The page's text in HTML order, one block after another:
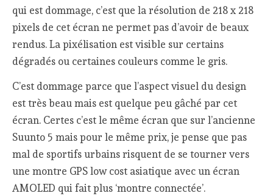
qui est dommage, c’est que la résolution de 218 x 218
pixels de cet écran ne permet pas d’avoir de beaux
rendus. La pixélisation est visible sur certains
dégradés ou certaines couleurs comme le gris.
C’est dommage parce que l’aspect visuel du design
est très beau mais est quelque peu gâché par cet
écran. Certes c’est le même écran que sur l’ancienne
Suunto 5 mais pour le même prix, je pense que pas
mal de sportifs urbains risquent de se tourner vers
une montre GPS low cost asiatique avec un écran
AMOLED qui fait plus ‘montre connectée’.